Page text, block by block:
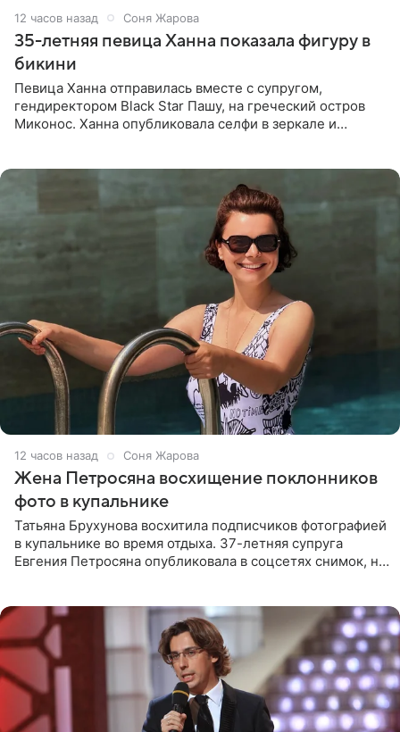
12 часов назад Соня Жарова
35-летняя певица Ханна показала фигуру в
бикини
Певица Ханна отправилась вместе с супругом,
гендиректором Black Star Пашу, на греческий остров
Миконос. Ханна опубликовала селфи в зеркале и
12 часов назад Соня Жарова
Жена Петросяна восхищение поклонников
фото в купальнике
Татьяна Брухунова восхитила подписчиков фотографией
в купальнике во время отдыха. 37-летняя супруга
Евгения Петросяна опубликовала в соцсетях снимок, на